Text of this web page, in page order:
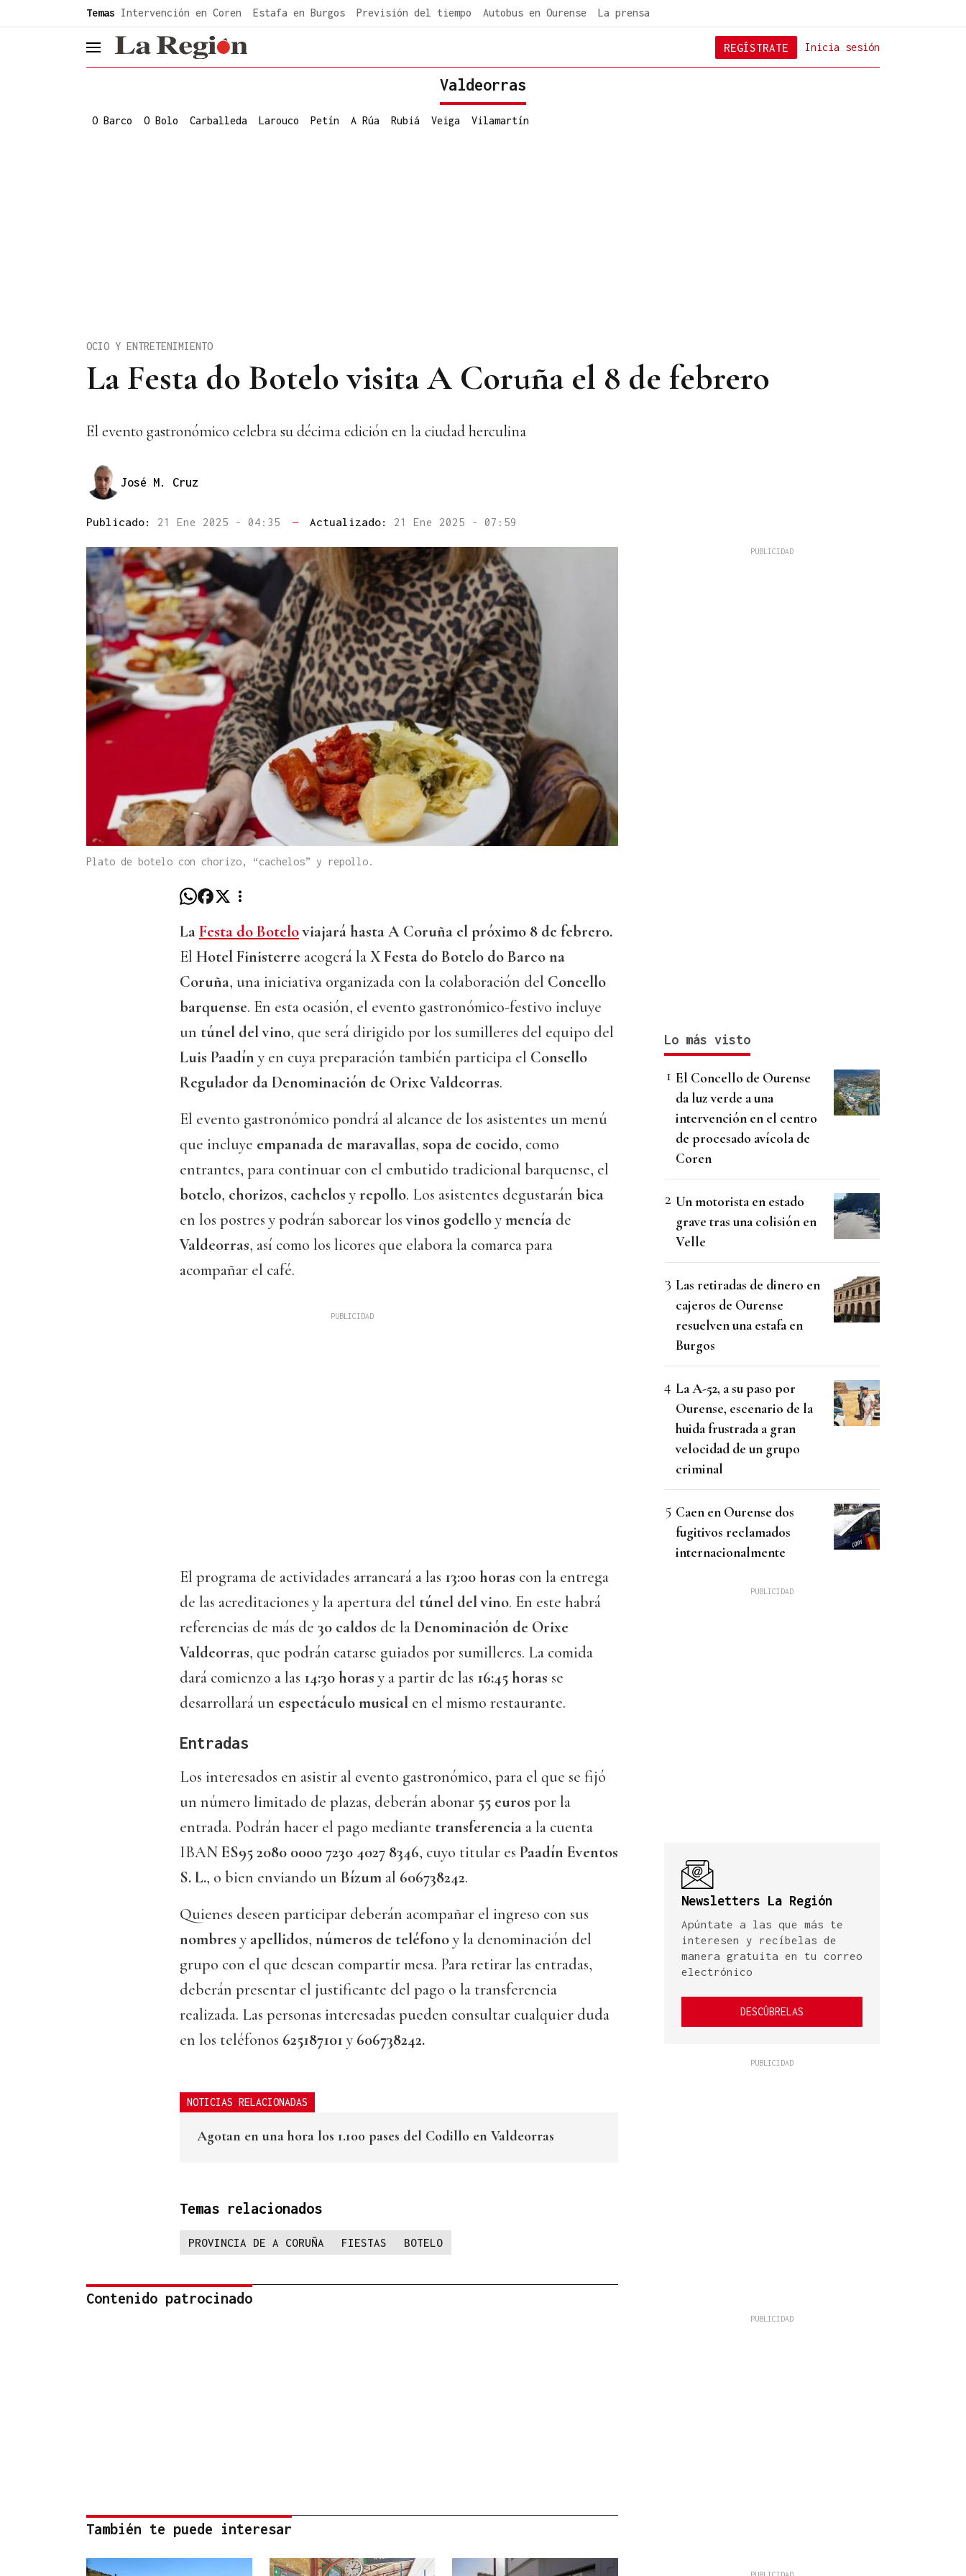
Temas Intervención en Coren Estafa en Burgos Previsión del tiempo Autobus en Ourense La prensa
header.menu.open Inicia sesión
REGÍSTRATE
Valdeorras
O Barco O Bolo Carballeda Larouco Petín A Rúa Rubiá Veiga Vilamartín
La Festa do Botelo visita A Coruña el 8 de febrero
OCIO Y ENTRETENIMIENTO
El evento gastronómico celebra su décima edición en la ciudad herculina
José M. Cruz
Publicado: 21 Ene 2025 - 04:35 — Actualizado: 21 Ene 2025 - 07:59
Plato de botelo con chorizo, “cachelos” y repollo.
LaFesta do Boteloviajará hasta A Coruña el próximo 8 de febrero.
El Hotel Finisterre acogerá laX Festa do Botelo do Barco na
Coruña, una iniciativa organizada con la colaboración del Concello
barquense. En esta ocasión, el evento gastronómico-festivo incluye
un túnel del vino, que será dirigido por los sumilleres del equipo del
Luis Paadín y en cuya preparación también participa el Consello
Regulador da Denominación de Orixe Valdeorras.
El evento gastronómico pondrá al alcance de los asistentes un menú
que incluye empanada de maravallas, sopa de cocido, como
entrantes, para continuar con el embutido tradicional barquense, el
botelo, chorizos, cachelos yrepollo. Los asistentes degustarán bica
en los postres y podrán saborear losvinos godelloymencía de
Valdeorras, así como los licores que elabora la comarca para
acompañar el café.
El programa de actividades arrancará a las 13:00 horas con la entrega
de las acreditaciones y la apertura del túnel del vino. En este habrá
referencias de más de 30 caldos de laDenominación de Orixe
Valdeorras, que podrán catarse guiados por sumilleres. La comida
dará comienzo a las 14:30 horas y a partir de las 16:45 horas se
desarrollará un espectáculo musical en el mismo restaurante.
Entradas
Los interesados en asistir al evento gastronómico, para el que se fijó
un número limitado de plazas, deberán abonar 55 euros por la
entrada. Podrán hacer el pago mediante transferencia a la cuenta
IBANES95 2080 0000 7230 4027 8346, cuyo titular es Paadín Eventos
S. L., o bien enviando un Bízum al 606738242.
Quienes deseen participar deberán acompañar el ingreso con sus
nombres y apellidos, números de teléfonoy la denominación del
grupo con el que desean compartir mesa. Para retirar las entradas,
deberán presentar el justificante del pago o la transferencia
realizada. Las personas interesadas pueden consultar cualquier duda
en los teléfonos 625187101 y 606738242.
NOTICIAS RELACIONADAS
Agotan en una hora los 1.100 pases del Codillo en Valdeorras
Temas relacionados
PROVINCIA DE A CORUÑA FIESTAS BOTELO
Contenido patrocinado
También te puede interesar
Lo más visto
El Concello de Ourense
da luz verde a una
intervención en el centro
de procesado avícola de
Coren
Un motorista en estado
grave tras una colisión en
Velle
Las retiradas de dinero en
cajeros de Ourense
resuelven una estafa en
Burgos
La A-52, a su paso por
Ourense, escenario de la
huida frustrada a gran
velocidad de un grupo
criminal
Caen en Ourense dos
fugitivos reclamados
internacionalmente
Newsletters La Región
Apúntate a las que más te
interesen y recíbelas de
manera gratuita en tu correo
electrónico
DESCÚBRELAS